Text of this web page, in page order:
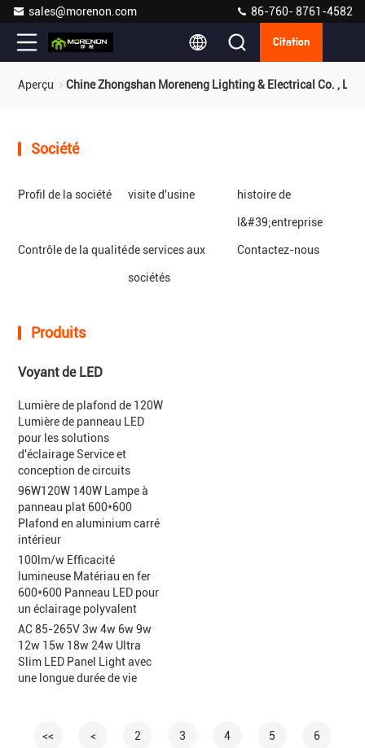
sales@morenon.com 86-760- 8761-4582
Citation
Aperçu Chine Zhongshan Moreneng Lighting & Electrical Co. ,
Société
Profil de la société visite d'usine histoire de
l&#39;entreprise
Contrôle de la qualitéde services aux
sociétés
Contactez-nous
Produits
Voyant de LED
Lumière de plafond de 120W
Lumière de panneau LED
pour les solutions
d'éclairage Service et
conception de circuits
96W120W 140W Lampe à
panneau plat 600*600
Plafond en aluminium carré
intérieur
100lm/w Efficacité
lumineuse Matériau en fer
600*600 Panneau LED pour
un éclairage polyvalent
AC 85-265V 3w 4w 6w 9w
12w 15w 18w 24w Ultra
Slim LED Panel Light avec
une longue durée de vie
<< < 2 3 4 5 6